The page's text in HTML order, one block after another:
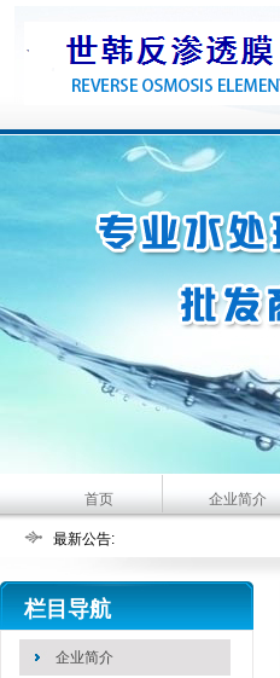
首页 企业简介
最新公告:
栏目导航
企业简介